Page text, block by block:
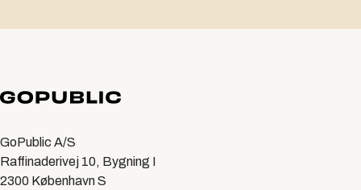
GoPublic A/S
Raffinaderivej 10, Bygning I
2300 København S